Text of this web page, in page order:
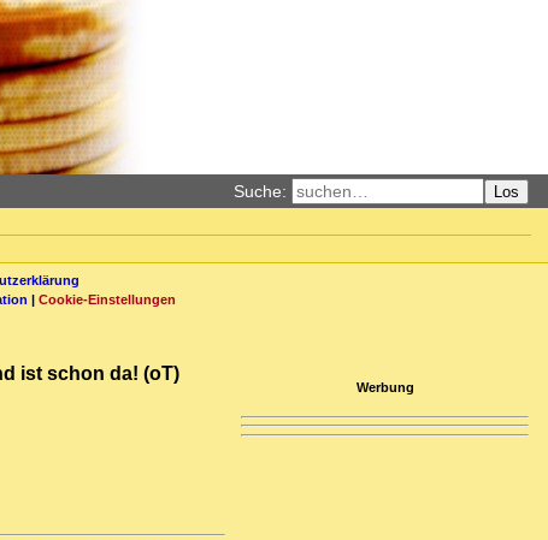
Suche: Los
| Cookie-Einstellungen
ist schon da! (oT)
Werbung